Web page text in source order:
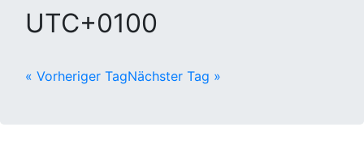
UTC+0100
« Vorheriger TagNächster Tag »